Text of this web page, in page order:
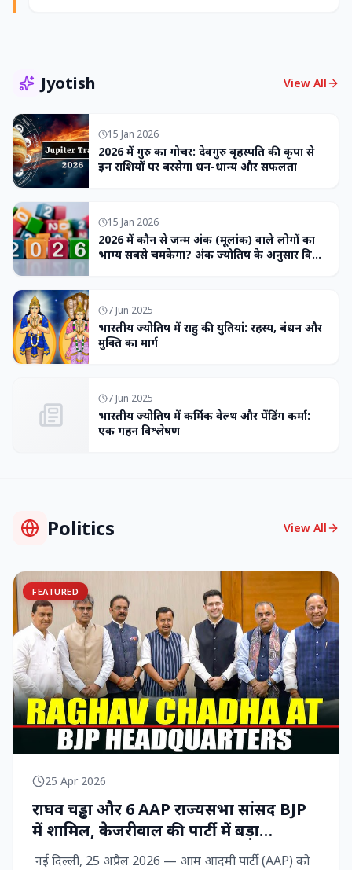
Jyotish View All
15 Jan 2026
2026 में गुरु का गोचर: देवगुरु बृहस्पति की कृपा से
इन राशियों पर बरसेगा धन-धान्य और सफलता
15 Jan 2026
2026 में कौन से जन्म अंक (मूलांक) वाले लोगों का
भाग्य सबसे चमकेगा? अंक ज्योतिष के अनुसार विशेष
7 Jun 2025
भारतीय ज्योतिष में राहु की युतियां: रहस्य, बंधन और
मुक्ति का मार्ग
7 Jun 2025
भारतीय ज्योतिष में कर्मिक वेल्थ और पेंडिंग कर्मा:
एक गहन विश्लेषण
Politics View All
FEATURED
25 Apr 2026
राघव चड्ढा और 6 AAP राज्‍यसभा सांसद BJP
में शामिल, केजरीवाल की पार्टी में बड़ा
राजनीतिक विद्रोह
नई दिल्ली, 25 अप्रैल 2026 — आम आदमी पार्टी (AAP) को